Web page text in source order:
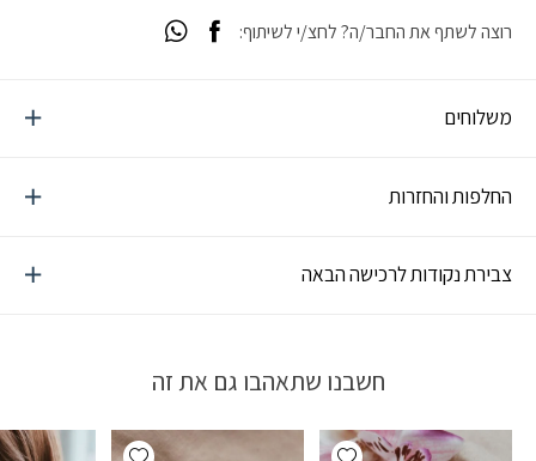
משלוחים
החלפות והחזרות
צבירת נקודות לרכישה הבאה
רוצה לשתף את החבר/ה? לחצ/י לשיתוף:
חשבנו שתאהבו גם את זה
Add wishlist
Add wishlist